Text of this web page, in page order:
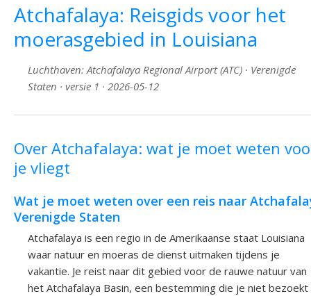
Atchafalaya: Reisgids voor het
moerasgebied in Louisiana
Luchthaven: Atchafalaya Regional Airport (ATC) · Verenigde
Staten · versie 1 · 2026-05-12
Over Atchafalaya: wat je moet weten
je vliegt
Wat je moet weten over een reis naar
Verenigde Staten
Atchafalaya is een regio in de Amerikaanse staat Louisiana
waar natuur en moeras de dienst uitmaken tijdens je
vakantie. Je reist naar dit gebied voor de rauwe natuur van
het Atchafalaya Basin, een bestemming die je niet bezoekt